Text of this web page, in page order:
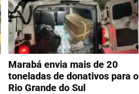
Marabá envia mais de 20
toneladas de donativos para o
Rio Grande do Sul